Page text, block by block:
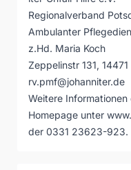
Regionalverband
Ambulanter
z.Hd. Maria Koch
Zeppelinstr 131,
rv.pmf@johanniter.de
Weitere
Homepage unter
der 0331 23623-923.